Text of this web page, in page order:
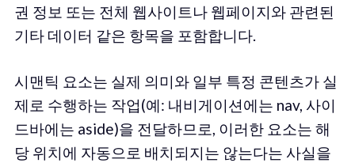
권 정보 또는 전체 웹사이트나 웹페이지와 관련된
기타 데이터 같은 항목을 포함합니다.
시맨틱 요소는 실제 의미와 일부 특정 콘텐츠가 실
제로 수행하는 작업(예: 내비게이션에는 nav, 사이
드바에는 aside)을 전달하므로, 이러한 요소는 해
당 위치에 자동으로 배치되지는 않는다는 사실을